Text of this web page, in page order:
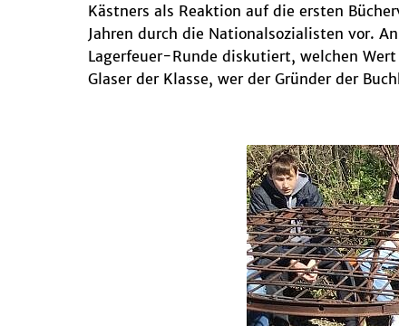
Kästners als Reaktion auf die ersten
Jahren durch die Nationalsozialisten vor.
Lagerfeuer-Runde diskutiert, welchen
Glaser der Klasse, wer der Gründer der